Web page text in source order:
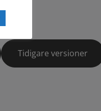
Tidigare versioner